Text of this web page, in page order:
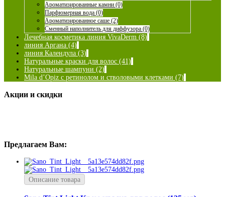
Ароматизированные камни (0)
Парфюмерная вода (0)
Ароматизированное саше (2)
Сменный наполнитель для диффузора (0)
Лечебная косметика линия VivaDerm (8)
линия Аргана (4)
линия Календула (3)
Натуральные краски для волос (41)
Натуральные шампуни (2)
Mila d’Opiz с ретинолом и стволовыми клетками (7)
Акции и скидки
Предлагаем Вам:
Описание товара